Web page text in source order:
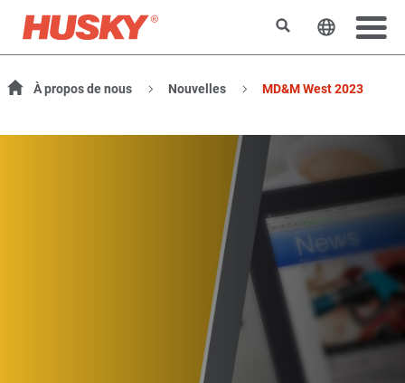
RechercherChanger
À propos de nous Nouvelles MD&M West 2023